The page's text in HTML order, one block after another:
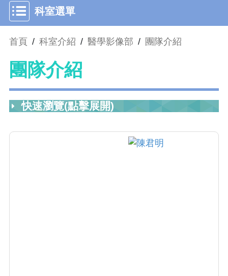
科室選單
首頁 / 科室介紹 / 醫學影像部 / 團隊介紹
團隊介紹
快速瀏覽(點擊展開)